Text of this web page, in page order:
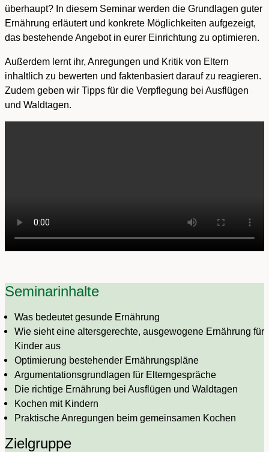
überhaupt? In diesem Seminar werden die Grundlagen guter
Ernährung erläutert und konkrete Möglichkeiten aufgezeigt,
das bestehende Angebot in eurer Einrichtung zu optimieren.
Außerdem lernt ihr, Anregungen und Kritik von Eltern
inhaltlich zu bewerten und faktenbasiert darauf zu reagieren.
Zudem geben wir Tipps für die Verpflegung bei Ausflügen
und Waldtagen.
Seminarinhalte
Was bedeutet gesunde Ernährung
Wie sieht eine altersgerechte, ausgewogene Ernährung für
Kinder aus
Optimierung bestehender Ernährungspläne
Argumentationsgrundlagen für Elterngespräche
Die richtige Ernährung bei Ausflügen und Waldtagen
Kochen mit Kindern
Praktische Anregungen beim gemeinsamen Kochen
Zielgruppe